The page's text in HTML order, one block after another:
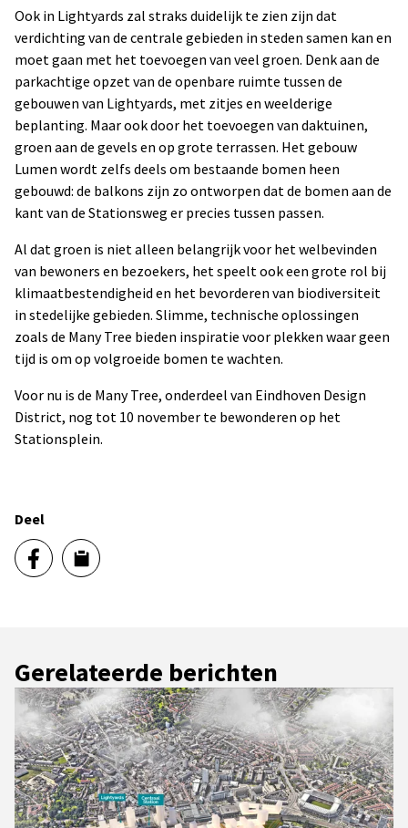
Ook in Lightyards zal straks duidelijk te zien zijn dat
verdichting van de centrale gebieden in steden samen kan en
moet gaan met het toevoegen van veel groen. Denk aan de
parkachtige opzet van de openbare ruimte tussen de
gebouwen van Lightyards, met zitjes en weelderige
beplanting. Maar ook door het toevoegen van daktuinen,
groen aan de gevels en op grote terrassen. Het gebouw
Lumen wordt zelfs deels om bestaande bomen heen
gebouwd: de balkons zijn zo ontworpen dat de bomen aan de
kant van de Stationsweg er precies tussen passen.
Al dat groen is niet alleen belangrijk voor het welbevinden
van bewoners en bezoekers, het speelt ook een grote rol bij
klimaatbestendigheid en het bevorderen van biodiversiteit
in stedelijke gebieden. Slimme, technische oplossingen
zoals de Many Tree bieden inspiratie voor plekken waar geen
tijd is om op volgroeide bomen te wachten.
Voor nu is de Many Tree, onderdeel van Eindhoven Design
District, nog tot 10 november te bewonderen op het
Stationsplein.
Deel
Gerelateerde berichten